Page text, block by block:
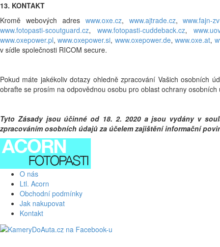
13. KONTAKT
Kromě webových adres www.oxe.cz, www.ajtrade.cz,www.fajn-
www.fotopasti-scoutguard.cz,www.fotopasti-cuddeback.cz,
www.oxepower.pl,www.oxepower.si, www.oxepower.de,www.oxe.at,
v sídle společnosti RICOM secure.
Pokud máte jakékoliv dotazy ohledně zpracování Vašich osobních
obraťte se prosím na odpovědnou osobu pro oblast ochrany
Tyto Zásady jsou účinné od 18. 2. 2020 a jsou vydány v
zpracováním osobních údajů za účelem zajištění informační
O nás
Ltl. Acorn
Obchodní podmínky
Jak nakupovat
Kontakt